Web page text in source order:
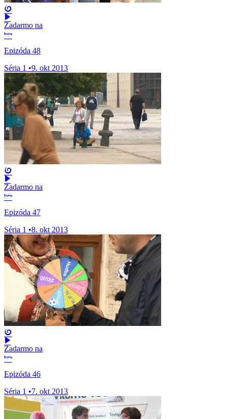
Zadarmo na
Epizóda 48
Séria 1 •9. okt 2013
Zadarmo na
Epizóda 47
Séria 1 •8. okt 2013
Zadarmo na
Epizóda 46
Séria 1 •7. okt 2013